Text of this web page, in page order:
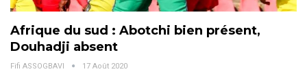
Afrique du sud : Abotchi bien présent,
Douhadji absent
Fifi ASSOGBAVI 17 Août 2020